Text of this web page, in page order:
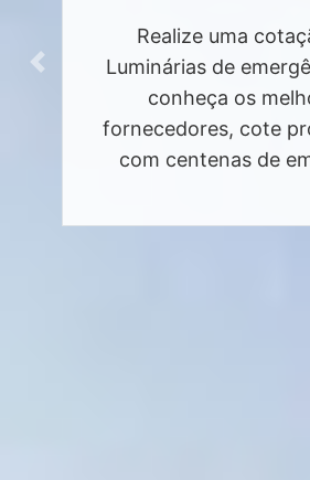
Realize uma
Luminárias de
conheça os
fornecedores, cote
com centenas de
Previous